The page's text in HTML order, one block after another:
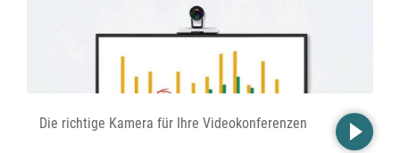
Die richtige Kamera für Ihre Videokonferenzen